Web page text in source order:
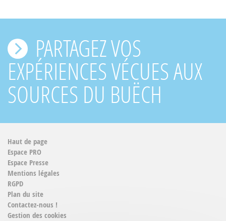
PARTAGEZ VOS
EXPÉRIENCES VÉCUES AUX
SOURCES DU BUËCH
Haut de page
Espace PRO
Espace Presse
Mentions légales
RGPD
Plan du site
Contactez-nous !
Gestion des cookies